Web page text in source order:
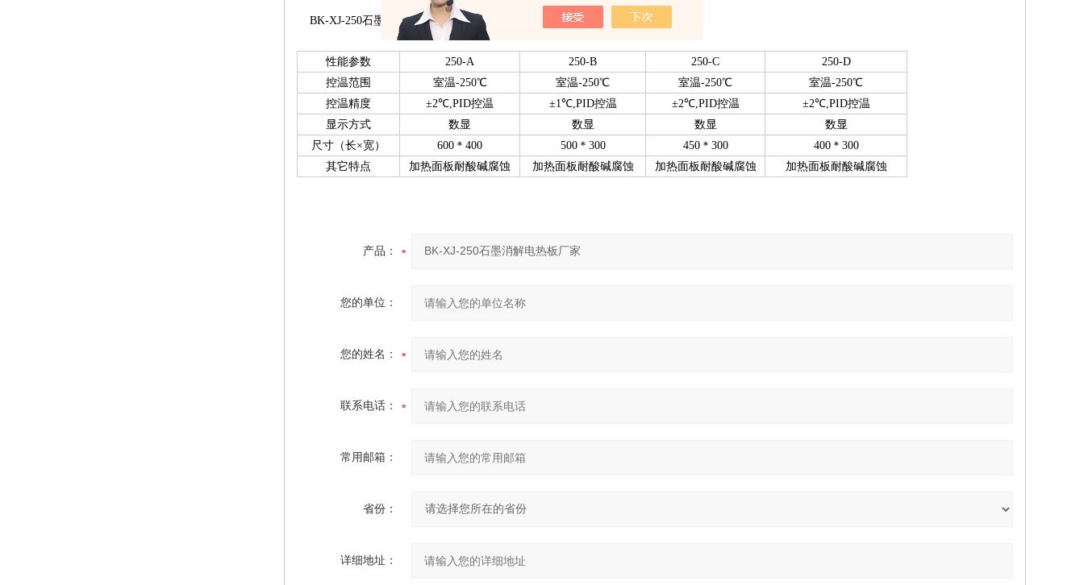
BK-XJ-250石墨消解电热板厂家产品技术参数
性能参数 250-A 250-B 250-C
250-D
控温范围
室温-250℃ 室温-250℃ 室温-250℃
室温-250℃
控温精度
±2℃,PID控温 ±1℃,PID控温 ±2℃,PID控温
±2℃,PID控温
显示方式
数显 数显 数显
数显
尺寸（长×宽）
600＊400 500＊300 450＊300
400＊300
其它特点
加热面板耐酸碱腐蚀 加热面板耐酸碱腐蚀 加热面板耐酸碱腐蚀 加热面板耐酸碱腐蚀
产品：
您的单位：
您的姓名：
联系电话：
常用邮箱：
省份：
详细地址：